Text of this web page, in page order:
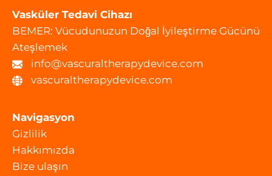
Vasküler Tedavi Cihazı
BEMER: Vücudunuzun Doğal İyileştirme Gücünü
Ateşlemek
info@vascuraltherapydevice.com
vascuraltherapydevice.com
Navigasyon
Gizlilik
Hakkımızda
Bize ulaşın